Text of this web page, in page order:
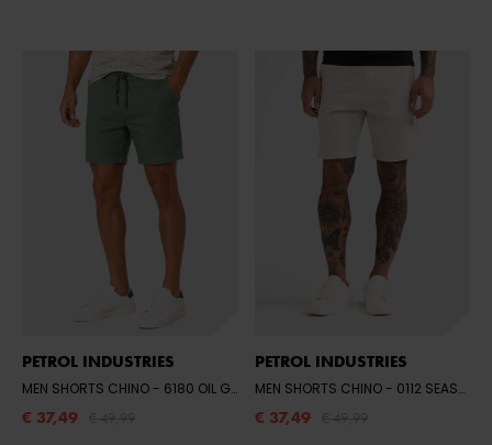
PETROL INDUSTRIES
MEN SHORTS CHINO - 6180 OIL GREEN
€ 37,49
PETROL INDUSTRIES
MEN SHORTS CHINO - 0112 SEASHELL
€ 37,49